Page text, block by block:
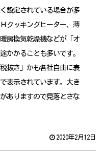
設定されている場合が多
クッキングヒーター、薄
房換気乾燥機などが「オ
かかることも多いです。
抜き」かも各社自由に表
表示されています。大き
ありますので見落とさな
2020年2月12日